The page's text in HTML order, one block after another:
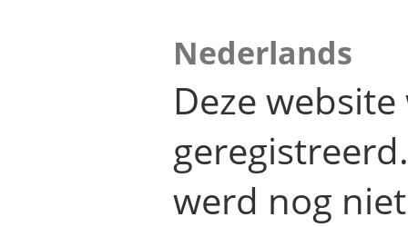
Nederlands
Deze
werd nog